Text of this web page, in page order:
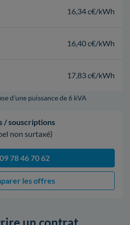
16,34 c€/kWh
16,40 c€/kWh
17,83 c€/kWh
d’une puissance de 6 kVA
/ souscriptions
non surtaxé)
09 78 46 70 62
les offres